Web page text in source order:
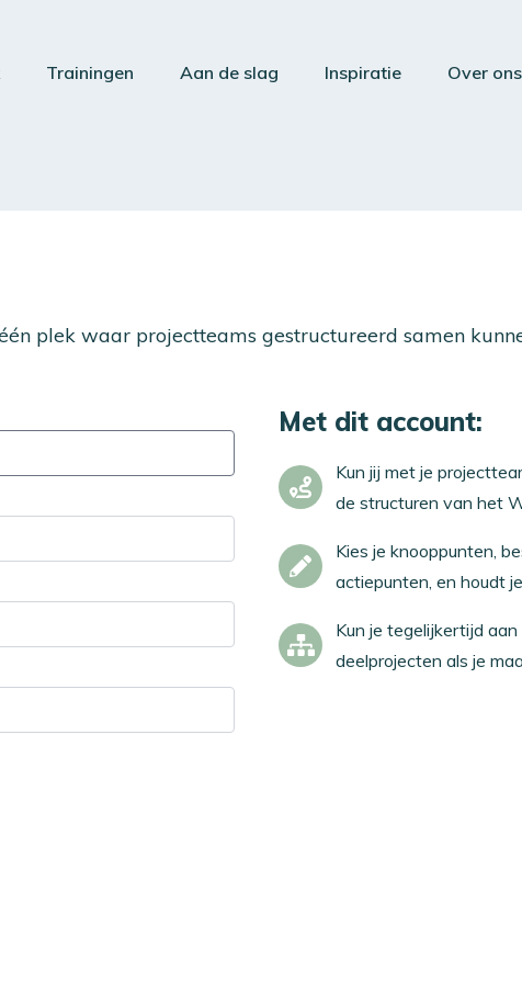
Trainingen Aan de slag Inspiratie Over ons
plek waar projectteams gestructureerd samen
Met dit account:
Kun jij met je
de structuren van het
Kies je knooppunten,
actiepunten, en houdt
Kun je tegelijkertijd
deelprojecten als je